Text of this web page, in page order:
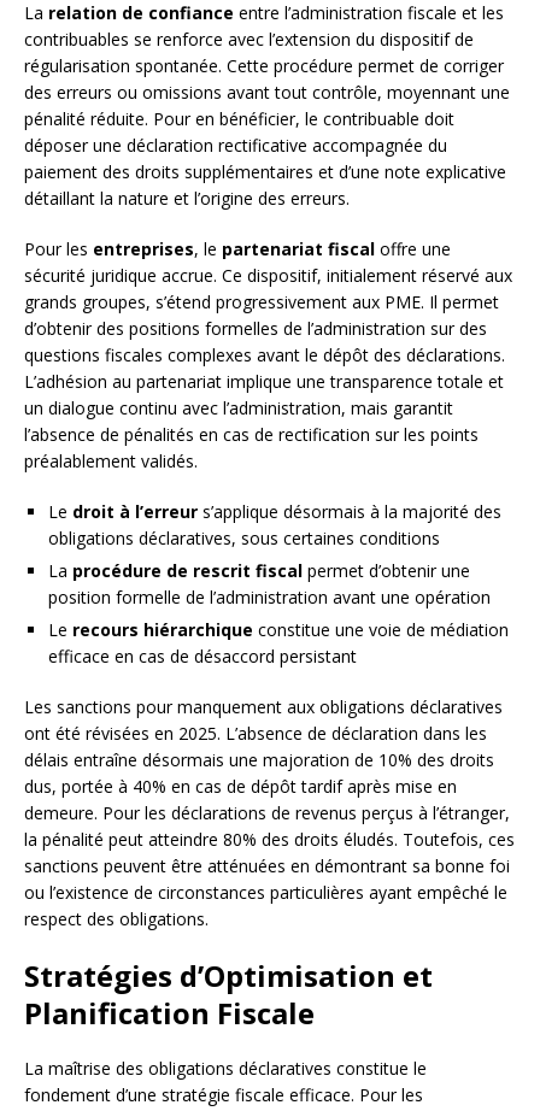
La relation de confiance entre l’administration fiscale et les
contribuables se renforce avec l’extension du dispositif de
régularisation spontanée. Cette procédure permet de corriger
des erreurs ou omissions avant tout contrôle, moyennant une
pénalité réduite. Pour en bénéficier, le contribuable doit
déposer une déclaration rectificative accompagnée du
paiement des droits supplémentaires et d’une note explicative
détaillant la nature et l’origine des erreurs.
Pour les entreprises, le partenariat fiscal offre une
sécurité juridique accrue. Ce dispositif, initialement réservé aux
grands groupes, s’étend progressivement aux PME. Il permet
d’obtenir des positions formelles de l’administration sur des
questions fiscales complexes avant le dépôt des déclarations.
L’adhésion au partenariat implique une transparence totale et
un dialogue continu avec l’administration, mais garantit
l’absence de pénalités en cas de rectification sur les points
préalablement validés.
Le droit à l’erreur s’applique désormais à la majorité des
obligations déclaratives, sous certaines conditions
La procédure de rescrit fiscal permet d’obtenir une
position formelle de l’administration avant une opération
Le recours hiérarchique constitue une voie de médiation
efficace en cas de désaccord persistant
Les sanctions pour manquement aux obligations déclaratives
ont été révisées en 2025. L’absence de déclaration dans les
délais entraîne désormais une majoration de 10% des droits
dus, portée à 40% en cas de dépôt tardif après mise en
demeure. Pour les déclarations de revenus perçus à l’étranger,
la pénalité peut atteindre 80% des droits éludés. Toutefois, ces
sanctions peuvent être atténuées en démontrant sa bonne foi
ou l’existence de circonstances particulières ayant empêché le
respect des obligations.
Stratégies d’Optimisation et
Planification Fiscale
La maîtrise des obligations déclaratives constitue le
fondement d’une stratégie fiscale efficace. Pour les